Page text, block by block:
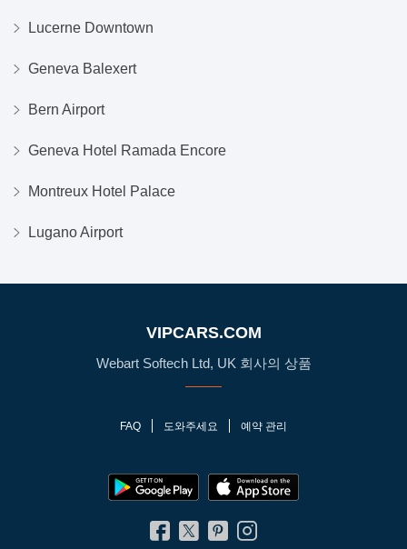
Lucerne Downtown
Geneva Balexert
Bern Airport
Geneva Hotel Ramada Encore
Montreux Hotel Palace
Lugano Airport
VIPCARS.COM
Webart Softech Ltd, UK 회사의 상품
FAQ 도와주세요 예약 관리